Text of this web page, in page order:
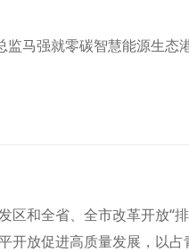
马强就零碳智慧能源生态
和全省、全市改革开放“
放促进高质量发展，以占